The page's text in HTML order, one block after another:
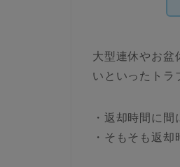
大型連休やお盆
いといったトラ
・返却時間に
・そもそも返